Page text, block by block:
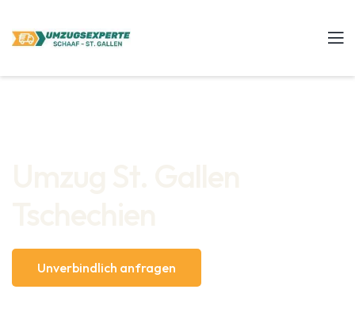
Unverbindlich anfragen